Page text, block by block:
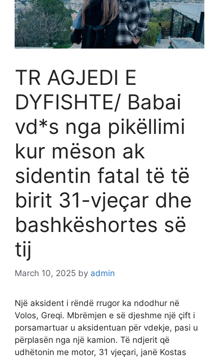
TR AGJEDI E
DYFISHTE/ Babai
vd*s nga pikëllimi
kur mëson ak
sidentin fatal të të
birit 31-vjeçar dhe
bashkëshortes së
tij
March 10, 2025 by admin
Një aksident i rëndë rrugor ka ndodhur në
Volos, Greqi. Mbrëmjen e së djeshme një çift i
porsamartuar u aksidentuan për vdekje, pasi u
përplasën nga një kamion. Të ndjerit që
udhëtonin me motor, 31 vjeçari, janë Kostas